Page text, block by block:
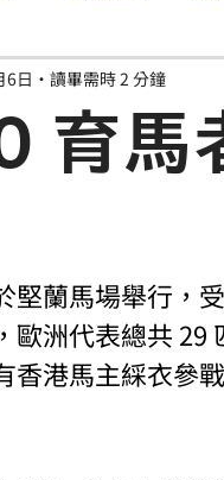
Tony 鹿
育
6日 讀畢需時 2 分鐘
堅蘭馬場舉行，
歐洲代表總共
香港馬主綵衣參